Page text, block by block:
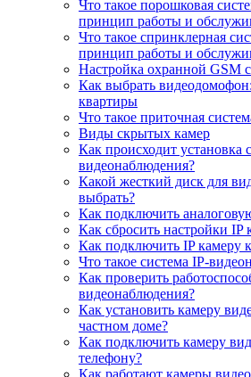
Что такое порошковая
принцип работы и
Что такое спринклерная
принцип работы и
Настройка охранной GSM
Как выбрать
квартиры
Что такое приточная
Виды скрытых камер
Как происходит установка
видеонаблюдения?
Какой жесткий диск для
выбрать?
Как подключить
Как сбросить настройки IP
Как подключить IP камеру
Что такое система IP-
Как проверить
видеонаблюдения?
Как установить камеру
частном доме?
Как подключить камеру
телефону?
Как работают камеры